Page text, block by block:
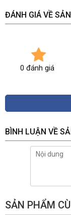
(Number of
Channels)
Performance of
AI by Camera
(Number of
Performance of
AI by Recorder
(Number of
Performance of
(Number of
ĐÁNH GIÁ VỀ
0 đánh giá
BÌNH LUẬN VỀ
SẢN PHẨM